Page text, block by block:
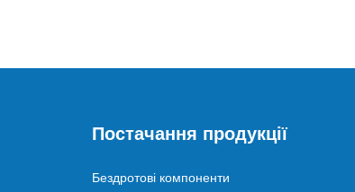
Постачання продукції
Бездротові компоненти